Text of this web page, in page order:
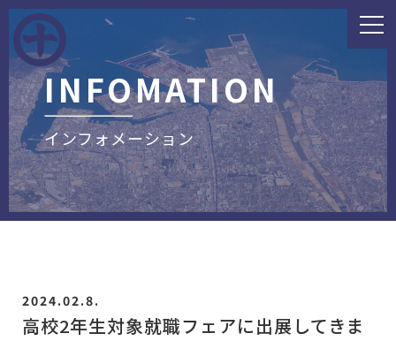
INFOMATION
インフォメーション
2024.02.8.
高校2年生対象就職フェアに出展してきま